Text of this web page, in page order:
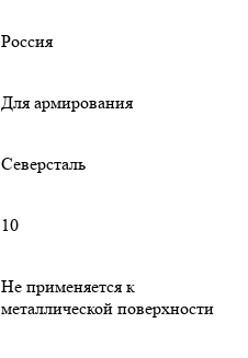
Россия
Для армирования
Северсталь
10
Не применяется к
металлической поверхности